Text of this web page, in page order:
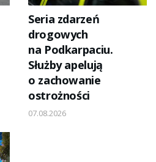
Seria zdarzeń
drogowych
na Podkarpaciu.
Służby apelują
o zachowanie
ostrożności
07.08.2026